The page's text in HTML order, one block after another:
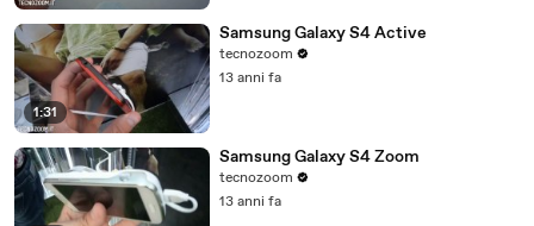
1:31
Samsung Galaxy S4 Active
tecnozoom
13 anni fa
Samsung Galaxy S4 Zoom
tecnozoom
13 anni fa